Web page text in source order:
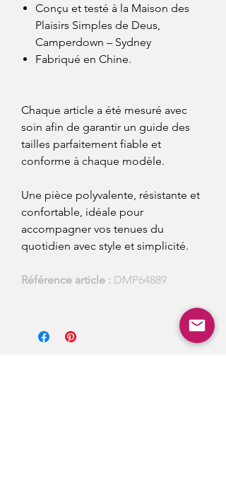
Conçu et testé à la Maison des
Plaisirs Simples de Deus,
Camperdown – Sydney
Fabriqué en Chine.
Chaque article a été mesuré avec
soin afin de garantir un guide des
tailles parfaitement fiable et
conforme à chaque modèle.
Une pièce polyvalente, résistante et
confortable, idéale pour
accompagner vos tenues du
quotidien avec style et simplicité.
Référence article : DMP64889